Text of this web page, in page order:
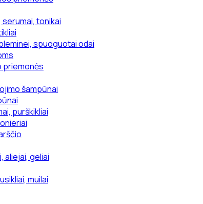
serumai, tonikai
spuoguotai odai
priemonės
šampūnai
purškikliai
aliejai, geliai
muilai